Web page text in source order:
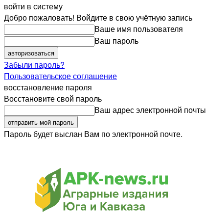
войти в систему
Добро пожаловать! Войдите в свою учётную запись
Ваше имя пользователя
Ваш пароль
Забыли пароль?
Пользовательское соглашение
восстановление пароля
Восстановите свой пароль
Ваш адрес электронной почты
Пароль будет выслан Вам по электронной почте.